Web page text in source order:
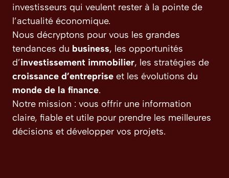
investisseurs qui veulent rester à la pointe de
l’actualité économique.
Nous décryptons pour vous les grandes
tendances du business, les opportunités
d’investissement immobilier, les stratégies de
croissance d’entreprise et les évolutions du
monde de la finance.
Notre mission : vous offrir une information
claire, fiable et utile pour prendre les meilleures
décisions et développer vos projets.